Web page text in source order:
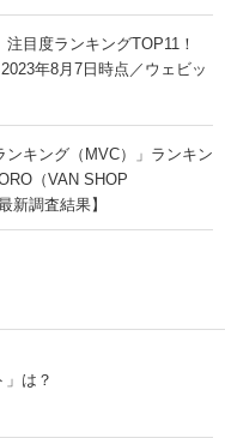
注目度ランキングTOP11！
年8月7日時点／ウェビッ
ンキング（MVC）」ランキン
（VAN SHOP
新調査結果】
は？